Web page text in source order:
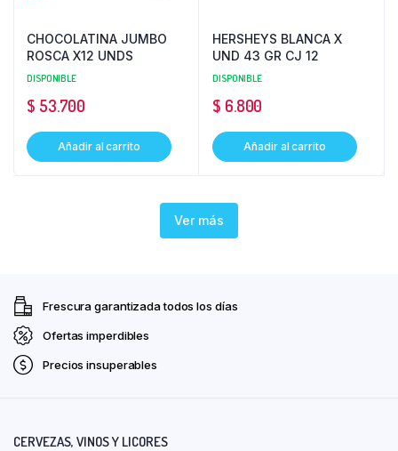
CHOCOLATINA JUMBO
ROSCA X12 UNDS
DISPONIBLE
$ 53.700
Añadir al carrito
HERSHEYS BLANCA X
UND 43 GR CJ 12
DISPONIBLE
$ 6.800
Añadir al carrito
Ver más
Frescura garantizada todos los días
Ofertas imperdibles
Precios insuperables
CERVEZAS, VINOS Y LICORES